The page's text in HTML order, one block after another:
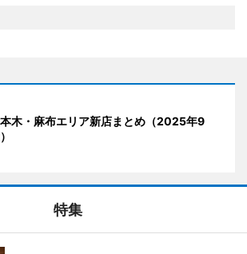
木・麻布エリア新店まとめ（2025年9
特集